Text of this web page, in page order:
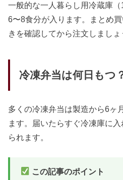
一般的な一人暮らし用冷蔵庫
6〜8食分が入ります。まとめ
きを確認してから注文しましょ
冷凍弁当は何日もつ
多くの冷凍弁当は製造から6ヶ
ます。届いたらすぐ冷凍庫に
られます。
この記事のポイント